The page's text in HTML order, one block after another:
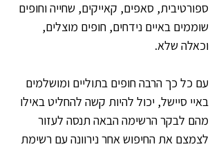
ספורטיבית, סאפים, קאייקים, שחייה וחופים
שוממים באיים נידחים, חופים מוצלים,
וכאלה שלא.
עם כל כך הרבה חופים בתוליים ומושלמים
באיי סיישל, יכול להיות קשה להחליט באילו
מהם לבקר הרשימה הבאה תנסה לעזור
לצמצם את החיפוש אחר נירוונה עם רשימת